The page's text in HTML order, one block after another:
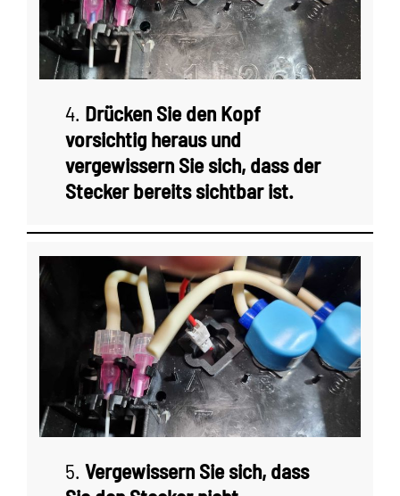
4. Drücken Sie den Kopf
vorsichtig heraus und
vergewissern Sie sich, dass der
Stecker bereits sichtbar ist.
5. Vergewissern Sie sich, dass